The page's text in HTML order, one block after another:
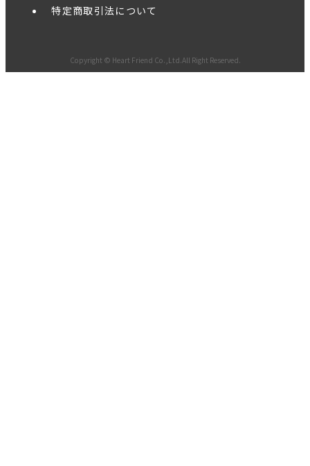
特定商取引法について
Copyright © Heart Friend Co.,Ltd.All Right Reserved.